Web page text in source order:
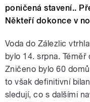
poničená stavení..
Někteří dokonce v
Voda do Zálezlic
bylo 14. srpna.
Zničeno bylo 60
to však definitivní
sledují, co s dalšími